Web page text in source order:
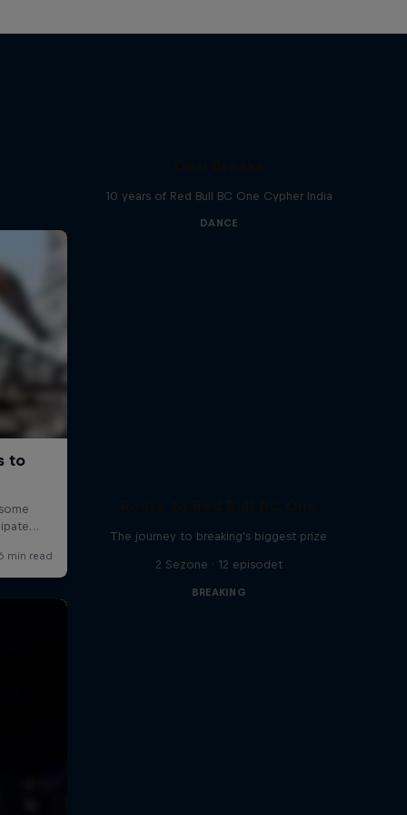
10 years of Red Bull BC One Cypher India
DANCE
The journey to breaking's biggest prize
2 Sezone · 12 episodet
BREAKING